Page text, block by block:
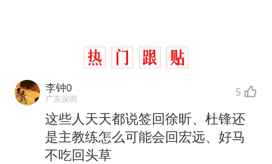
李钟0
广东深圳 5
这些人天天都说签回徐昕、杜锋还
是主教练怎么可能会回宏远、好马
不吃回头草